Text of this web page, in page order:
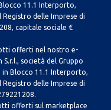
11.1 Interporto,
delle Imprese di
capitale sociale €
offerti nel nostro e-
società del Gruppo
in Blocco 11.1 Interporto,
delle Imprese di
offerti sul marketplace